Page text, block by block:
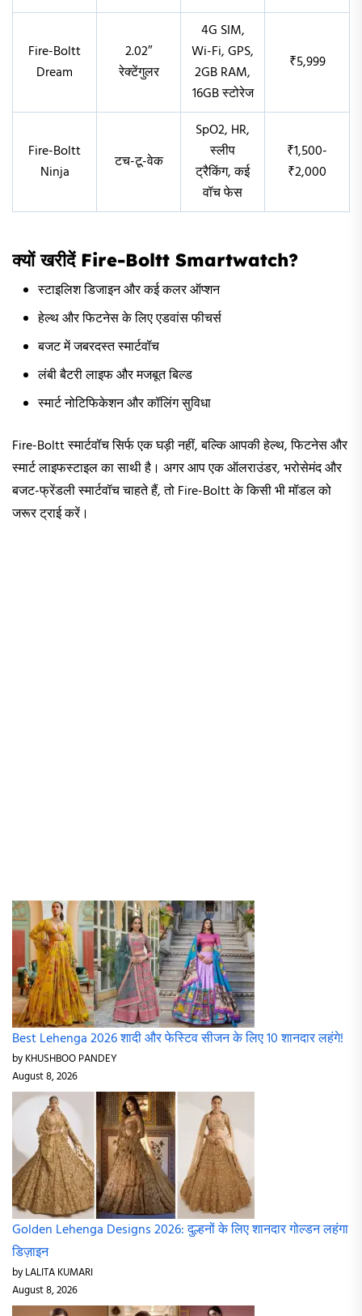
Fire-Boltt
Dream
2.02″
रेक्टेंगुलर
4G SIM,
Wi-Fi, GPS,
2GB RAM,
16GB स्टोरेज
₹5,999
Fire-Boltt
Ninja
टच-टू-वेक
SpO2, HR,
स्लीप
ट्रैकिंग, कई
वॉच फेस
₹1,500-
₹2,000
क्यों खरीदें Fire-Boltt Smartwatch?
स्टाइलिश डिजाइन और कई कलर ऑप्शन
हेल्थ और फिटनेस के लिए एडवांस फीचर्स
बजट में जबरदस्त स्मार्टवॉच
लंबी बैटरी लाइफ और मजबूत बिल्ड
स्मार्ट नोटिफिकेशन और कॉलिंग सुविधा
Fire-Boltt स्मार्टवॉच सिर्फ एक घड़ी नहीं, बल्कि आपकी हेल्थ, फिटनेस और
स्मार्ट लाइफस्टाइल का साथी है। अगर आप एक ऑलराउंडर, भरोसेमंद और
बजट-फ्रेंडली स्मार्टवॉच चाहते हैं, तो Fire-Boltt के किसी भी मॉडल को
जरूर ट्राई करें।
Best Lehenga 2026 शादी और फेस्टिव सीजन के लिए 10 शानदार लहंगे!
by KHUSHBOO PANDEY
August 8, 2026
Golden Lehenga Designs 2026: दुल्हनों के लिए शानदार गोल्डन लहंगा
डिज़ाइन
by LALITA KUMARI
August 8, 2026